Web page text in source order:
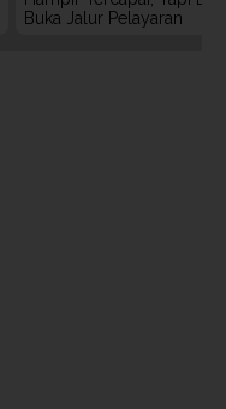
Buka Jalur Pelayaran